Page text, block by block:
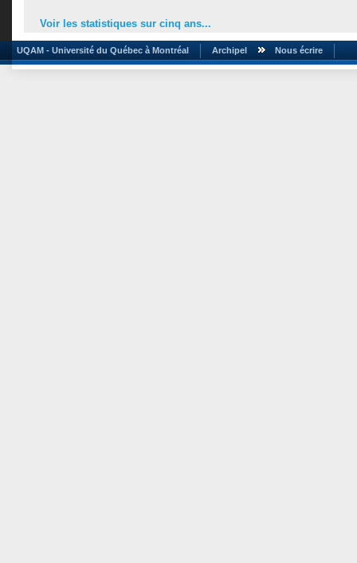
Voir les statistiques sur cinq ans...
UQAM - Université du Québec à Montréal Archipel Nous écrire